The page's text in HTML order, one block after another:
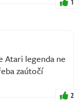
Atari legenda ne
zaútočí
2